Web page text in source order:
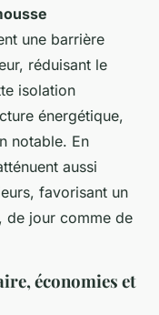
une barrière
réduisant le
isolation
énergétique,
notable. En
aussi
favorisant un
de jour comme de
économies et